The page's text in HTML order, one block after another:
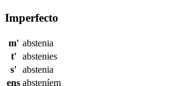
Imperfecto
m' abstenia
t'
abstenies
s' abstenia
ens absteníem